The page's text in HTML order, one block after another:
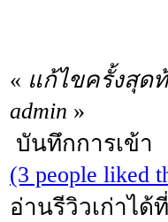
« แก้ไขครั้งสุด
admin »
บันทึกการเข้า
(3 people liked
อ่านรีวิวเก่าได้ที่